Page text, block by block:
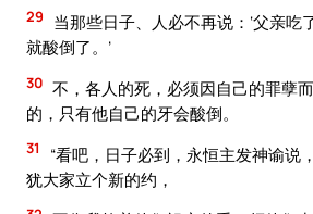
29
当那些日子、人必不再说：‘父亲吃
就酸倒了。’
30 不，各人的死，必须因自己的罪孽
的，只有他自己的牙会酸倒。
31
“看吧，日子必到，永恒主发神谕说
犹大家立个新的约，